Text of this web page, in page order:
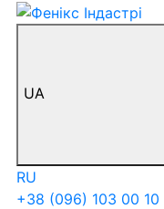
UA
RU
+38 (096) 103 00 10